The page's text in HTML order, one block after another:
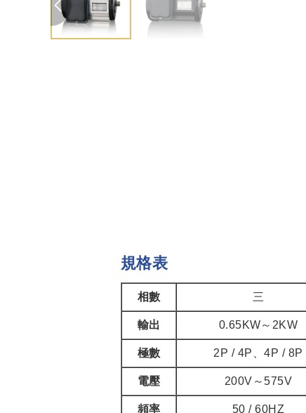
規格表
相數 三
輸出 0.65KW～2KW
極數 2P / 4P、4P / 8P
電壓 200V～575V
頻率 50 / 60HZ